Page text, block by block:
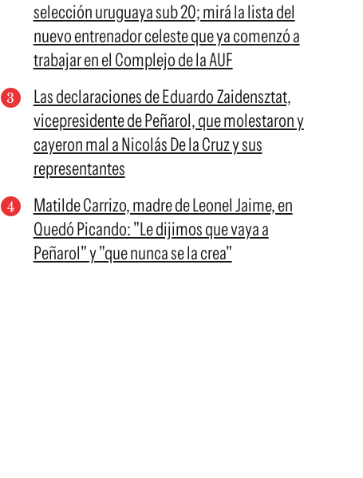
selección uruguaya sub 20; mirá la lista del
nuevo entrenador celeste que ya comenzó a
trabajar en el Complejo de la AUF
Las declaraciones de Eduardo Zaidensztat,
vicepresidente de Peñarol, que molestaron y
cayeron mal a Nicolás De la Cruz y sus
representantes
Matilde Carrizo, madre de Leonel Jaime, en
Quedó Picando: "Le dijimos que vaya a
Peñarol" y "que nunca se la crea"